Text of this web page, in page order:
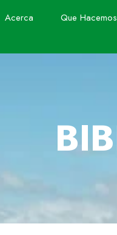
Acerca Que Hacemos